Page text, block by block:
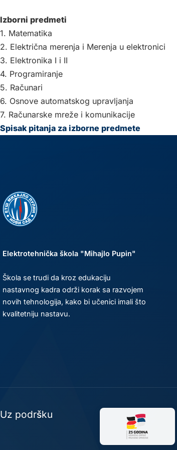
Izborni predmeti
1. Matematika
2. Električna merenja i Merenja u elektronici
3. Elektronika I i II
4. Programiranje
5. Računari
6. Osnove automatskog upravljanja
7. Računarske mreže i komunikacije
Spisak pitanja za izborne predmete
Elektrotehnička škola "Mihajlo Pupin"
Škola se trudi da kroz edukaciju
nastavnog kadra održi korak sa razvojem
novih tehnologija, kako bi učenici imali što
kvalitetniju nastavu.
Uz podršku